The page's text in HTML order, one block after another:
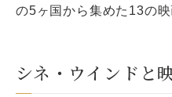
の5ヶ国から集めた13の映
シネ・ウインドと